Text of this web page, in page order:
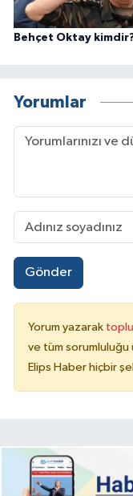
Behçet Oktay
Yorumlar
Gönder
Yorum yazarak
ve tüm sorumluluğu
Elips Haber hiçbir